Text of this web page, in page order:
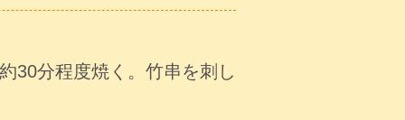
30分程度焼く。竹串を刺し